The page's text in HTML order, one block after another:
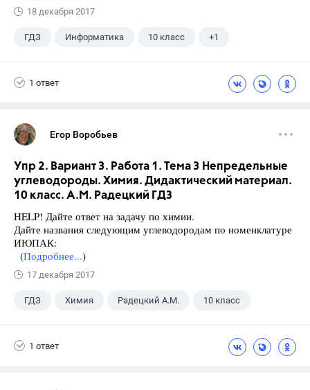
18 декабря 2017
ГДЗ Информатика 10 класс +1
1 ответ
Егор Воробьев
Упр 2. Вариант 3. Работа 1. Тема 3 Непредельные
углеводороды. Химия. Дидактический материал.
10 класс. А.М. Радецкий ГДЗ
HELP! Дайте ответ на задачу по химии.
Дайте названия следующим углеводородам по номенклатуре
ИЮПАК:
(Подробнее...)
17 декабря 2017
ГДЗ Химия Радецкий А.М. 10 класс
1 ответ